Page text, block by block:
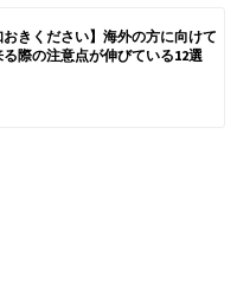
おきください】海外の方に向けて
る際の注意点が伸びている12選